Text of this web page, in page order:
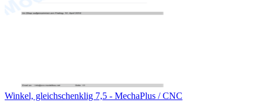
Winkel, gleichschenklig 7,5 - MechaPlus / CNC